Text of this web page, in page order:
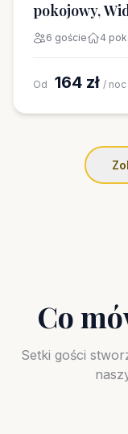
pokojowy,
6 goście 4
Od 164 zł / noc
Co
Setki gości